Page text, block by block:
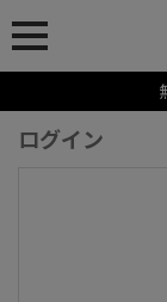
ログイン